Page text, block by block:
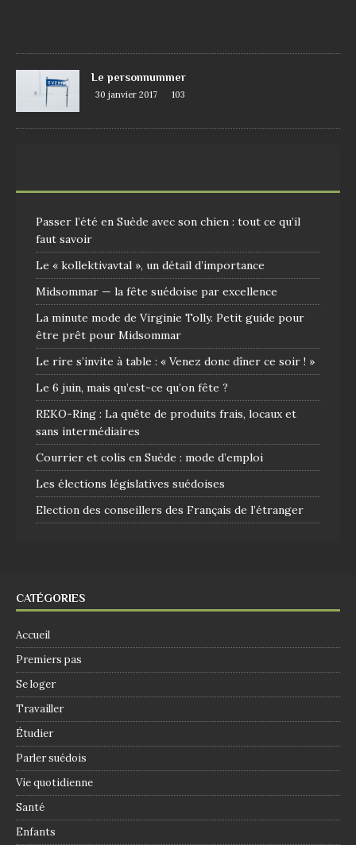
Le personnummer
30 janvier 2017 103
Passer l’été en Suède avec son chien : tout ce qu’il
faut savoir
Le « kollektivavtal », un détail d’importance
Midsommar — la fête suédoise par excellence
La minute mode de Virginie Tolly. Petit guide pour
être prêt pour Midsommar
Le rire s’invite à table : « Venez donc dîner ce soir ! »
Le 6 juin, mais qu’est-ce qu’on fête ?
REKO-Ring : La quête de produits frais, locaux et
sans intermédiaires
Courrier et colis en Suède : mode d’emploi
Les élections législatives suédoises
Election des conseillers des Français de l’étranger
CATÉGORIES
Accueil
Premiers pas
Se loger
Travailler
Étudier
Parler suédois
Vie quotidienne
Santé
Enfants